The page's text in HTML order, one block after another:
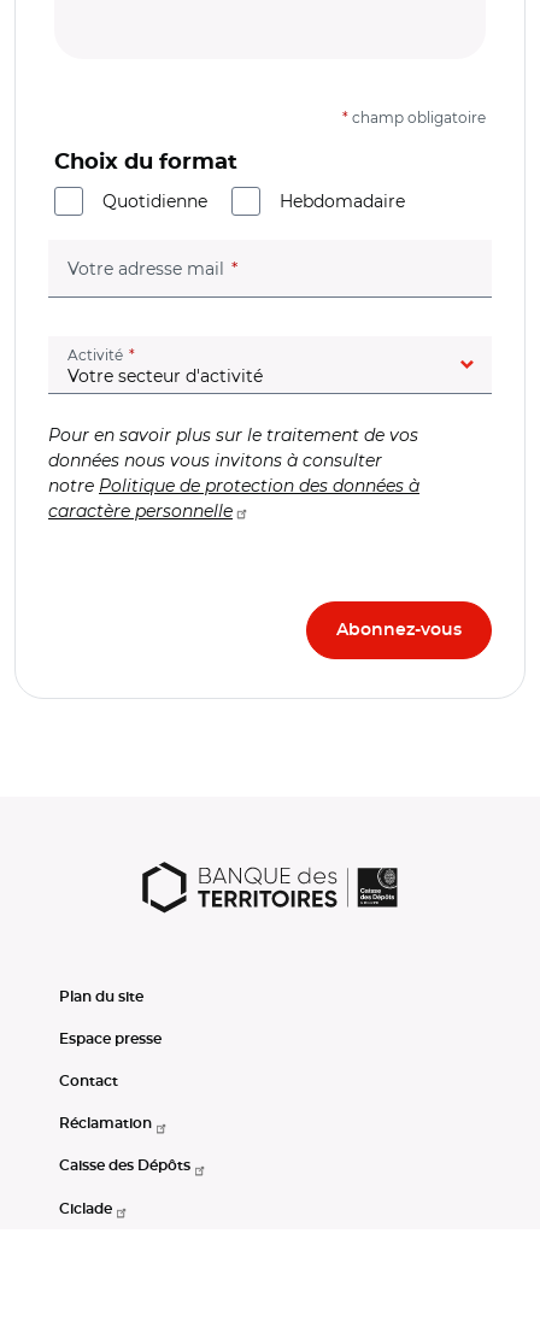
* champ obligatoire
Choix du format
Quotidienne
Hebdomadaire
Votre adresse mail (champ obligatoire)
Activité (champ obligatoire)
Pour en savoir plus sur le traitement de vos
données nous vous invitons à consulter
notre Politique de protection des données à
caractère personnelle
Plan du site
Espace presse
Contact
Réclamation
Caisse des Dépôts
Ciclade